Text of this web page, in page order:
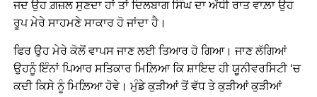
ਜਦ ਉਹ ਗ਼ਜ਼ਲ ਸੁਣਦਾ ਹਾਂ ਤਾਂ ਦਿਲਬਾਗ ਸਿੰਘ ਦਾ ਅੱਧੀ ਰਾਤ ਵਾਲ਼ਾ ਉਹ
ਰੂਪ ਮੇਰੇ ਸਾਹਮਣੇ ਸਾਕਾਰ ਹੋ ਜਾਂਦਾ ਹੈ।
ਫਿਰ ਉਹ ਮੇਰੇ ਕੋਲੋਂ ਵਾਪਸ ਜਾਣ ਲਈ ਤਿਆਰ ਹੋ ਗਿਆ। ਜਾਣ ਲੱਗਿਆਂ
ਉਹਨੂੰ ਇੰਨਾਂ ਪਿਆਰ ਸਤਿਕਾਰ ਮਿਲ਼ਿਆ ਕਿ ਸ਼ਾਇਦ ਹੀ ਯੂਨੀਵਰਸਿਟੀ ‘ਚ
ਕਦੀ ਕਿਸੇ ਨੂੰ ਮਿਲ਼ਿਆ ਹੋਵੇ। ਮੁੰਡੇ ਕੁੜੀਆਂ ਤੋਂ ਵੱਧ ਤੇ ਕੁੜੀਆਂ ਕੁੜੀਆਂ